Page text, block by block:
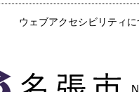
ウェブアクセシビリティに